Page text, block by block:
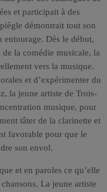
et participait à des
démontrait tout son
entourage. Dès le début,
la comédie musicale, la
vers la musique.
et d’expérimenter du
la jeune artiste de Trois-
musique, pour
tâter de la clarinette et
favorable pour que le
son envol.
et en paroles ce qu’elle
La jeune artiste